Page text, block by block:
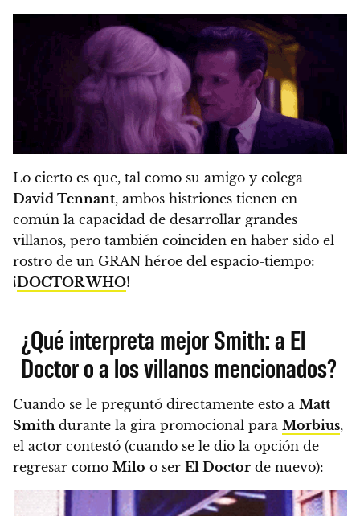
Lo cierto es que, tal como su amigo y colega
David Tennant, ambos histriones tienen en
común la capacidad de desarrollar grandes
villanos, pero también coinciden en haber sido el
rostro de un GRAN héroe del espacio-tiempo:
¡DOCTOR WHO!
¿Qué interpreta mejor Smith: a El
Doctor o a los villanos mencionados?
Cuando se le preguntó directamente esto a Matt
Smith durante la gira promocional para Morbius,
el actor contestó (cuando se le dio la opción de
regresar como Milo o ser El Doctor de nuevo):